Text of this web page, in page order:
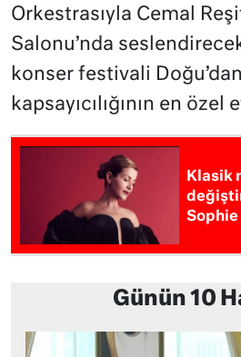
Orkestrasıyla Cemal
Salonu’nda
konser festivali
kapsayıcılığının en
Klasik
Günün 10